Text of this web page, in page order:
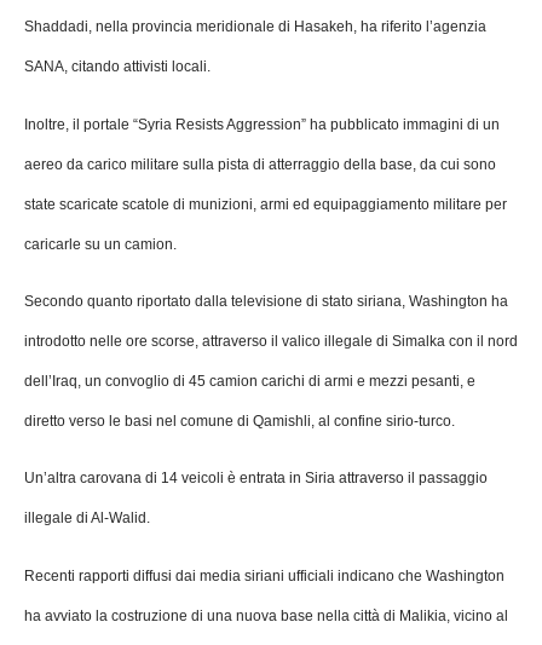
Shaddadi, nella provincia meridionale di Hasakeh, ha riferito l’agenzia
SANA, citando attivisti locali.
Inoltre, il portale “Syria Resists Aggression” ha pubblicato immagini di un
aereo da carico militare sulla pista di atterraggio della base, da cui sono
state scaricate scatole di munizioni, armi ed equipaggiamento militare per
caricarle su un camion.
Secondo quanto riportato dalla televisione di stato siriana, Washington ha
introdotto nelle ore scorse, attraverso il valico illegale di Simalka con il nord
dell’Iraq, un convoglio di 45 camion carichi di armi e mezzi pesanti, e
diretto verso le basi nel comune di Qamishli, al confine sirio-turco.
Un’altra carovana di 14 veicoli è entrata in Siria attraverso il passaggio
illegale di Al-Walid.
Recenti rapporti diffusi dai media siriani ufficiali indicano che Washington
ha avviato la costruzione di una nuova base nella città di Malikia, vicino al